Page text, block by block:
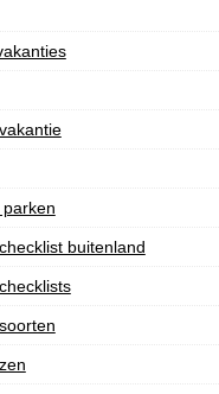
parken
buitenland